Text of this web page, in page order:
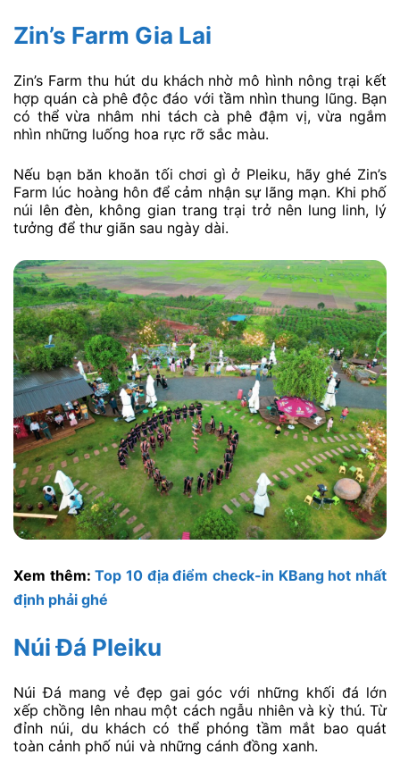
Zin’s Farm Gia Lai
Zin’s Farm thu hút du khách nhờ mô hình nông trại kết
hợp quán cà phê độc đáo với tầm nhìn thung lũng. Bạn
có thể vừa nhâm nhi tách cà phê đậm vị, vừa ngắm
nhìn những luống hoa rực rỡ sắc màu.
Nếu bạn băn khoăn tối chơi gì ở Pleiku, hãy ghé Zin’s
Farm lúc hoàng hôn để cảm nhận sự lãng mạn. Khi phố
núi lên đèn, không gian trang trại trở nên lung linh, lý
tưởng để thư giãn sau ngày dài.
Xem thêm:Top 10 địa điểm check-in KBang hot nhất
định phải ghé
Núi Đá Pleiku
Núi Đá mang vẻ đẹp gai góc với những khối đá lớn
xếp chồng lên nhau một cách ngẫu nhiên và kỳ thú. Từ
đỉnh núi, du khách có thể phóng tầm mắt bao quát
toàn cảnh phố núi và những cánh đồng xanh.